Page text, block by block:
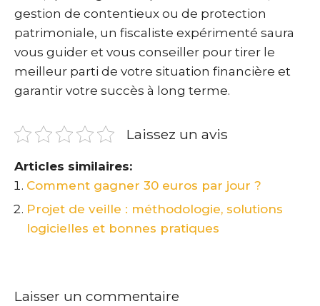
gestion de contentieux ou de protection
patrimoniale, un fiscaliste expérimenté saura
vous guider et vous conseiller pour tirer le
meilleur parti de votre situation financière et
garantir votre succès à long terme.
Laissez un avis
Articles similaires:
Comment gagner 30 euros par jour ?
Projet de veille : méthodologie, solutions
logicielles et bonnes pratiques
Laisser un commentaire